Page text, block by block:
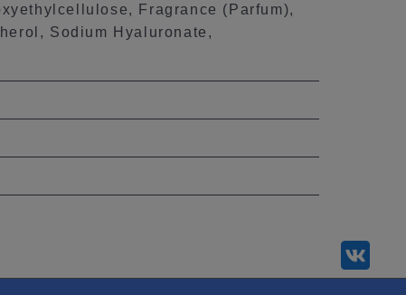
Fragrance (Parfum),
Sodium Hyaluronate,